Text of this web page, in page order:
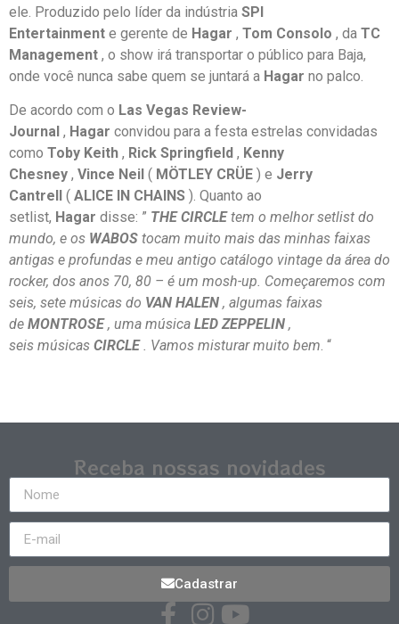
ele. Produzido pelo líder da indústria SPI
Entertainment e gerente de Hagar , Tom Consolo , da TC
Management , o show irá transportar o público para Baja,
onde você nunca sabe quem se juntará a Hagar no palco.
De acordo com o Las Vegas Review-
Journal , Hagar convidou para a festa estrelas convidadas
como Toby Keith , Rick Springfield , Kenny
Chesney , Vince Neil ( MÖTLEY CRÜE ) e Jerry
Cantrell ( ALICE IN CHAINS ). Quanto ao
setlist, Hagar disse: ” THE CIRCLEtem o melhor setlist do
mundo, e os WABOS tocam muito mais das minhas faixas
antigas e profundas e meu antigo catálogo vintage da área do
rocker, dos anos 70, 80 – é um mosh-up. Começaremos com
seis, sete músicas do VAN HALEN , algumas faixas
de MONTROSE, uma música LED ZEPPELIN ,
seis músicas CIRCLE. Vamos misturar muito bem. “
Receba nossas novidades
Cadastrar